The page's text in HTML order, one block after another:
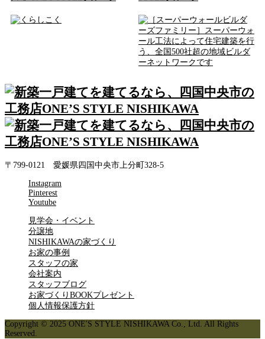
〒799-0121 愛媛県四国中央市上分町328-5
Instagram
Pinterest
Youtube
見学会・イベント
分譲地
NISHIKAWAの家づくり
お家の事例
スタッフの家
会社案内
スタッフブログ
お家づくりBOOKプレゼント
個人情報保護方針
Copyright © 2025 ONE'S STYLE NISHIKAWA Co., Ltd. All Rights
Reserved.